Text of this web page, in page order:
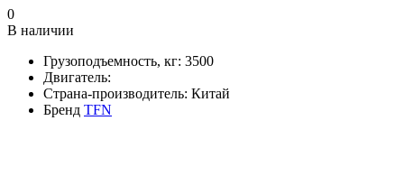
0
В наличии
Грузоподъемность, кг: 3500
Двигатель:
Страна-производитель: Китай
Бренд TFN